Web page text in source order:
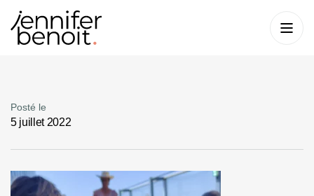
Posté le
5 juillet 2022